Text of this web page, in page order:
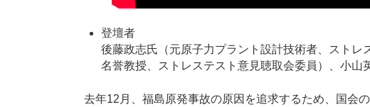
登壇者
後藤政志氏（元原子力プラント設計技術者、スト
名誉教授、ストレステスト意見聴取会委員）、小山
去年12月、福島原発事故の原因を追求するため、国会